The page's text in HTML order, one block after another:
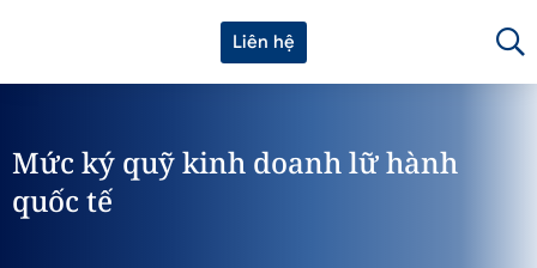
Liên hệ
Mức ký quỹ kinh doanh lữ hành
quốc tế